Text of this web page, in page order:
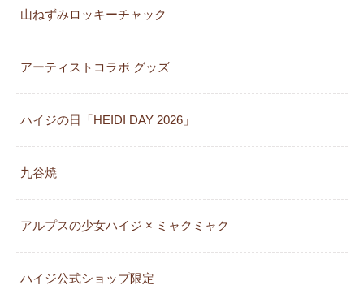
山ねずみロッキーチャック
アーティストコラボ グッズ
ハイジの日「HEIDI DAY 2026」
九谷焼
アルプスの少女ハイジ × ミャクミャク
ハイジ公式ショップ限定